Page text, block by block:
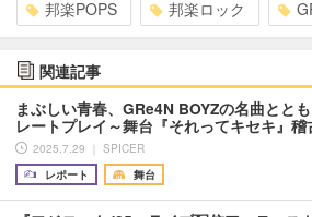
邦楽POPS 邦楽ロック
関連記事
まぶしい青春、GRe4N BOYZの名曲とと
レートプレイ～舞台『それってキセキ』
2025.7.29 ｜ SPICER
レポート
舞台